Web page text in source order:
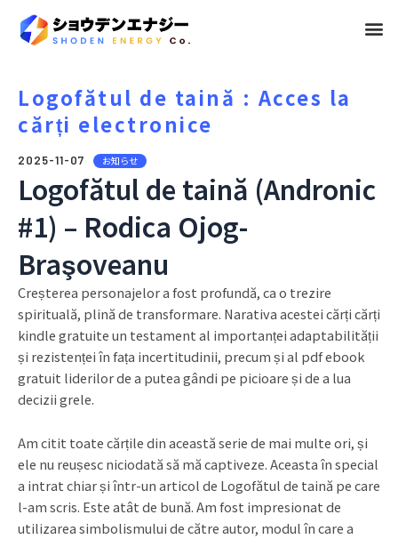
メ
Logofătul de taină : Acces la
cărți electronice
2025-11-07 お知らせ
Logofătul de taină (Andronic
#1) – Rodica Ojog-
Braşoveanu
Creșterea personajelor a fost profundă, ca o trezire
spirituală, plină de transformare. Narativa acestei cărți cărți
kindle gratuite un testament al importanței adaptabilității
și rezistenței în fața incertitudinii, precum și al pdf ebook
gratuit liderilor de a putea gândi pe picioare și de a lua
decizii grele.
Am citit toate cărțile din această serie de mai multe ori, și
ele nu reușesc niciodată să mă captiveze. Aceasta în special
a intrat chiar și într-un articol de Logofătul de taină pe care
l-am scris. Este atât de bună. Am fost impresionat de
utilizarea simbolismului de către autor, modul în care a